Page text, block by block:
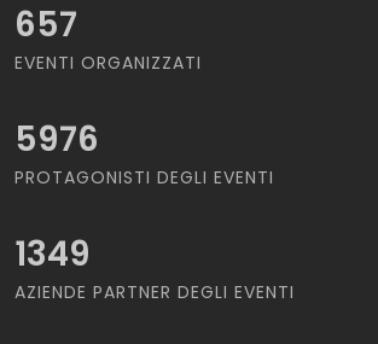
657
EVENTI ORGANIZZATI
5976
PROTAGONISTI DEGLI EVENTI
1349
AZIENDE PARTNER DEGLI EVENTI